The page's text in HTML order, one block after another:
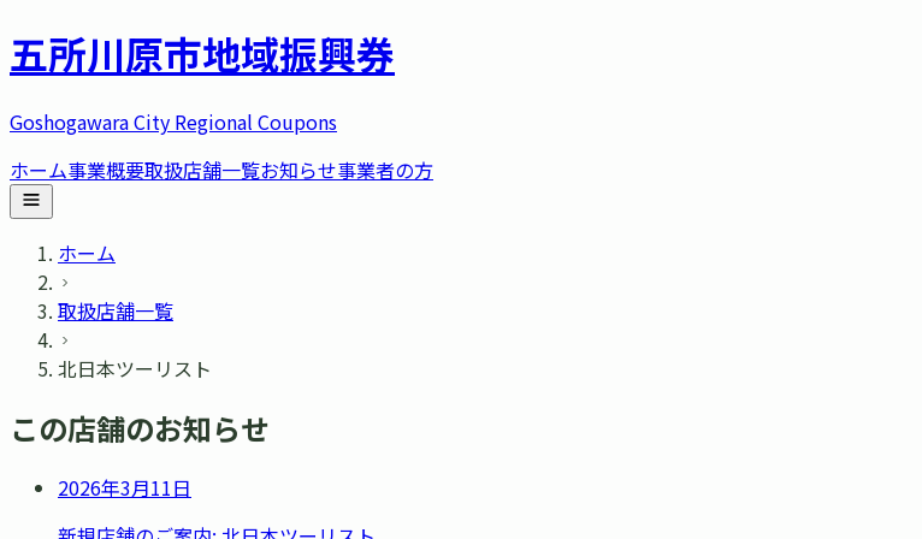
五所川原市地域振興券
Goshogawara City Regional Coupons
ホーム事業概要取扱店舗一覧お知らせ事業者の方
ホーム
取扱店舗一覧
北日本ツーリスト
この店舗のお知らせ
2026年3月11日